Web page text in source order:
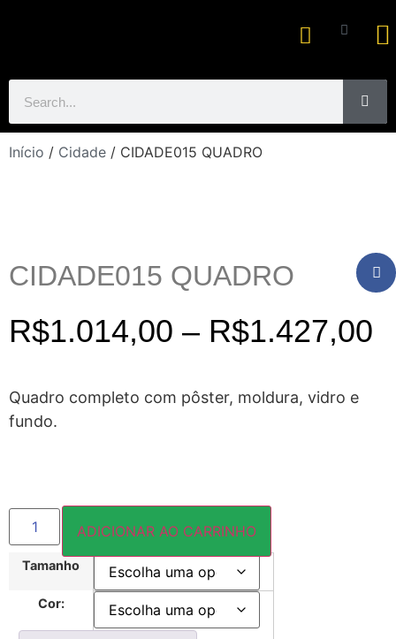
Início / Cidade / CIDADE015 QUADRO
CIDADE015 QUADRO
R$1.014,00 – R$1.427,00
Quadro completo com pôster, moldura, vidro e
fundo.
Tamanho
Cor:
ADICIONAR AO CARRINHO